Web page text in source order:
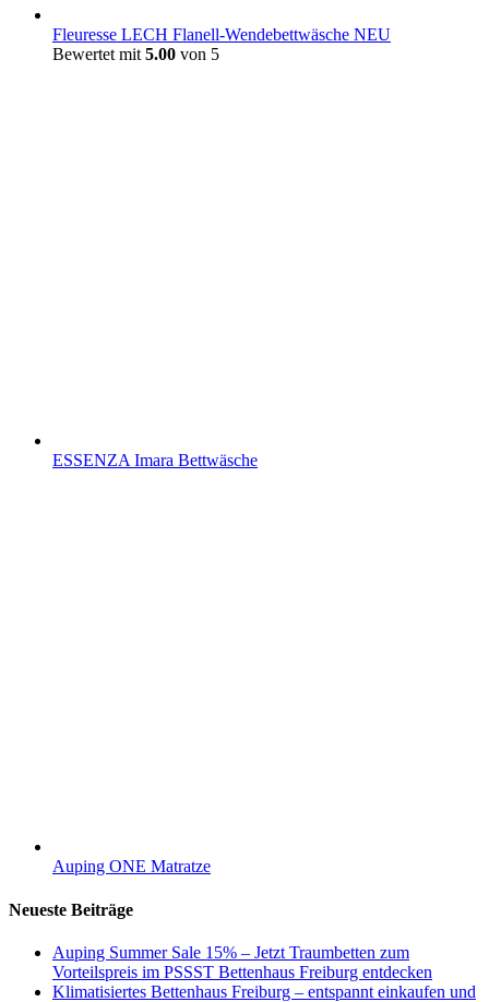
Fleuresse LECH Flanell-Wendebettwäsche NEU
Bewertet mit5.00 von 5
ESSENZA Imara Bettwäsche
Auping ONE Matratze
Neueste Beiträge
Auping Summer Sale 15% – Jetzt Traumbetten zum
Vorteilspreis im PSSST Bettenhaus Freiburg entdecken
Klimatisiertes Bettenhaus Freiburg – entspannt einkaufen und